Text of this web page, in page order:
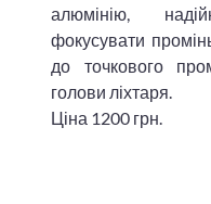
алюмінію,
фокусувати
до точкового
голови ліхтаря.
Ціна 1200 грн.